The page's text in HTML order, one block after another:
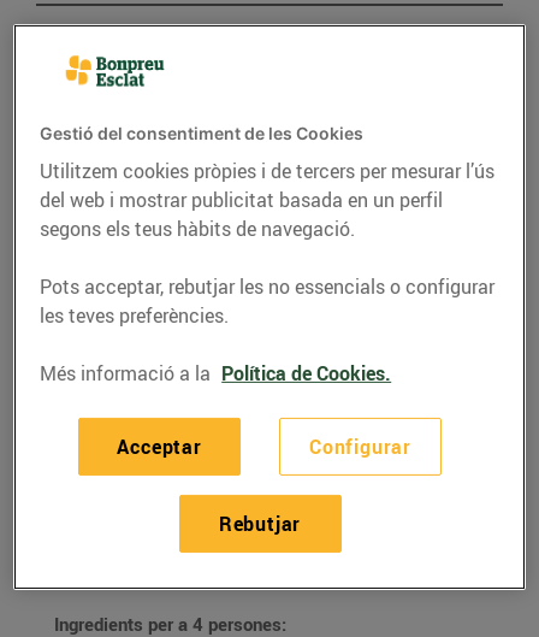
RECEPTES
Arbre de Nadal
11/de desembre/2020
Ingredients per a 4 persones:
Gestió del consentiment de les Cookies
Utilitzem cookies pròpies i de tercers per mesurar l’ús
del web i mostrar publicitat basada en un perfil
segons els teus hàbits de navegació.
Pots acceptar, rebutjar les no essencials o configurar
les teves preferències.
Més informació a la Política de Cookies.
Configurar
Rebutjar
Acceptar